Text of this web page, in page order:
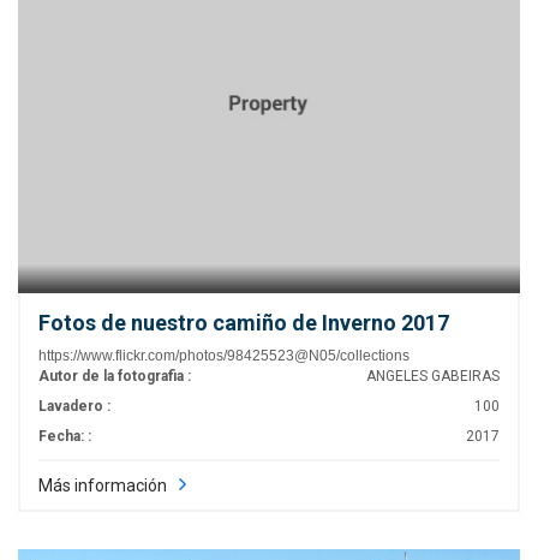
Fotos de nuestro camiño de Inverno 2017
https://www.flickr.com/photos/98425523@N05/collections
Autor de la fotografia :
ANGELES GABEIRAS
Lavadero :
100
Fecha: :
2017
Más información